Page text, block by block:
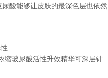
酸能够让皮肤的最深色层也依然
缩玻尿酸活性升效精华可深层针